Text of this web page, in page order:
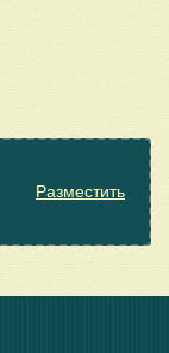
Разместить